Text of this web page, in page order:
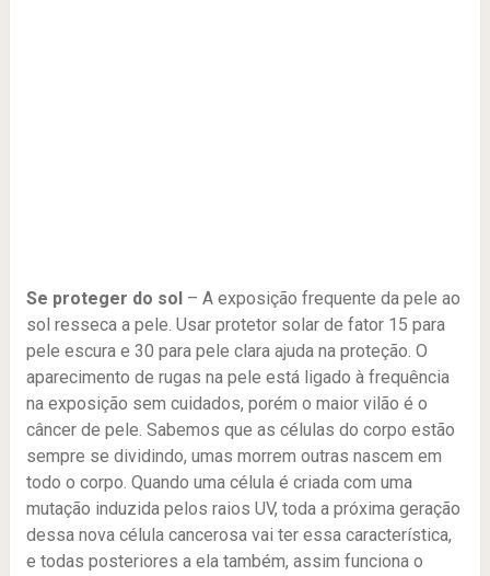
Se proteger do sol – A exposição frequente da pele ao
sol resseca a pele. Usar protetor solar de fator 15 para
pele escura e 30 para pele clara ajuda na proteção. O
aparecimento de rugas na pele está ligado à frequência
na exposição sem cuidados, porém o maior vilão é o
câncer de pele. Sabemos que as células do corpo estão
sempre se dividindo, umas morrem outras nascem em
todo o corpo. Quando uma célula é criada com uma
mutação induzida pelos raios UV, toda a próxima geração
dessa nova célula cancerosa vai ter essa característica,
e todas posteriores a ela também, assim funciona o